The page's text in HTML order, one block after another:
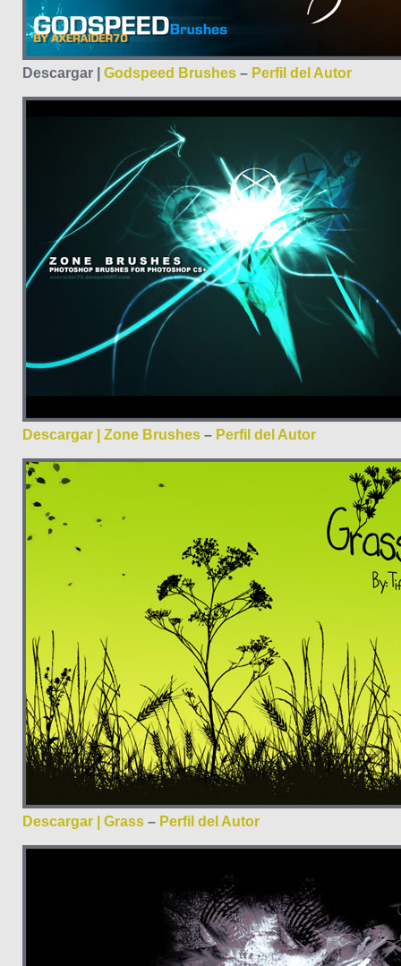
Descargar | Godspeed Brushes – Perfil del Autor
Descargar | Zone Brushes – Perfil del Autor
Descargar | Grass – Perfil del Autor